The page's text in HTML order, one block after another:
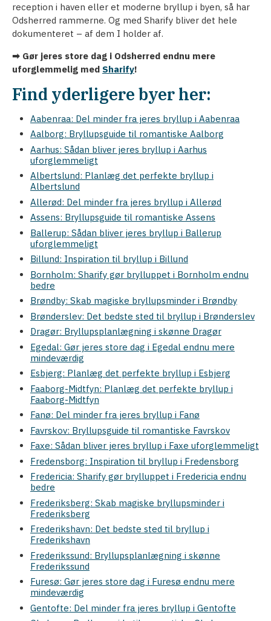
reception i haven eller et moderne bryllup i byen, så har
Odsherred rammerne. Og med Sharify bliver det hele
dokumenteret – af dem I holder af.
➡ Gør jeres store dag i Odsherred endnu mere
uforglemmelig med Sharify!
Find yderligere byer her:
Aabenraa: Del minder fra jeres bryllup i Aabenraa
Aalborg: Bryllupsguide til romantiske Aalborg
Aarhus: Sådan bliver jeres bryllup i Aarhus
uforglemmeligt
Albertslund: Planlæg det perfekte bryllup i
Albertslund
Allerød: Del minder fra jeres bryllup i Allerød
Assens: Bryllupsguide til romantiske Assens
Ballerup: Sådan bliver jeres bryllup i Ballerup
uforglemmeligt
Billund: Inspiration til bryllup i Billund
Bornholm: Sharify gør brylluppet i Bornholm endnu
bedre
Brøndby: Skab magiske bryllupsminder i Brøndby
Brønderslev: Det bedste sted til bryllup i Brønderslev
Dragør: Bryllupsplanlægning i skønne Dragør
Egedal: Gør jeres store dag i Egedal endnu mere
mindeværdig
Esbjerg: Planlæg det perfekte bryllup i Esbjerg
Faaborg-Midtfyn: Planlæg det perfekte bryllup i
Faaborg-Midtfyn
Fanø: Del minder fra jeres bryllup i Fanø
Favrskov: Bryllupsguide til romantiske Favrskov
Faxe: Sådan bliver jeres bryllup i Faxe uforglemmeligt
Fredensborg: Inspiration til bryllup i Fredensborg
Fredericia: Sharify gør brylluppet i Fredericia endnu
bedre
Frederiksberg: Skab magiske bryllupsminder i
Frederiksberg
Frederikshavn: Det bedste sted til bryllup i
Frederikshavn
Frederikssund: Bryllupsplanlægning i skønne
Frederikssund
Furesø: Gør jeres store dag i Furesø endnu mere
mindeværdig
Gentofte: Del minder fra jeres bryllup i Gentofte